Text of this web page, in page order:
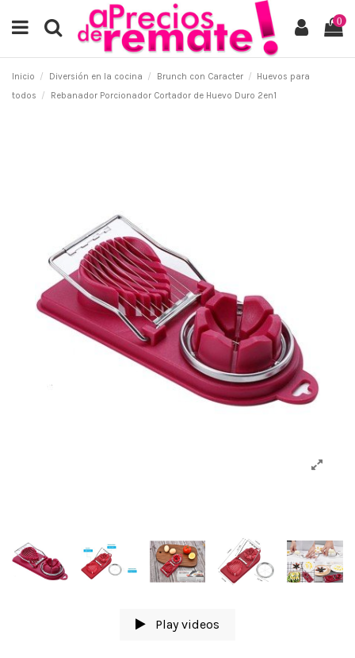
0
Inicio Diversión en la cocina Brunch con Caracter
Huevos para
todos
Rebanador Porcionador Cortador de Huevo Duro 2en1
Play videos